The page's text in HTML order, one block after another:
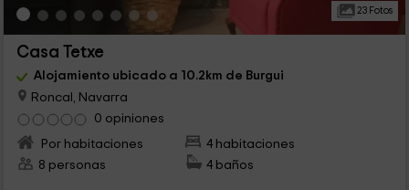
23 Fotos
Casa Tetxe
Alojamiento ubicado a 10.2km de Burgui
Roncal, Navarra
0 opiniones
Por habitaciones
4 habitaciones
8 personas
4 baños